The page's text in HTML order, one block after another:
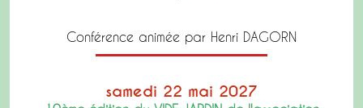
Conférence animée par Henri DAGORN
samedi 22 mai 2027